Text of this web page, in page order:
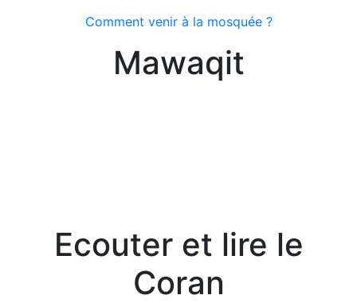
Comment venir à la mosquée ?
Mawaqit
Ecouter et lire le
Coran